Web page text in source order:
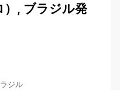
, ブラジル発
ジル